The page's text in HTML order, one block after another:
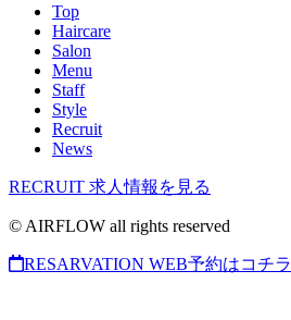
Top
Haircare
Salon
Menu
Staff
Style
Recruit
News
RECRUIT 求人情報を見る
© AIRFLOW all rights reserved
RESARVATION WEB予約はコチラ